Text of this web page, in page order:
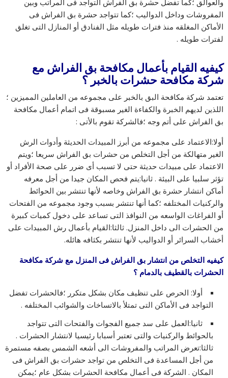
والعوالق ؛كما تفضل حشرة بق الفراش التواجد فى المراتب وبين
المفروشات وداخل الدواليب ؛كما تتواجد حشرة بق الفراش فى
الأماكن المغلقه منذ فترات طويله مثل الفنادق أو المنازل التى تغلق
لفترات طويله .
كيفيه القيام بأعمال مكافحة بق الفراش مع
شركة مكافحة حشرات بالخبر ؟
تعتمد شركة مكافحة البق بالخبر على مجموعه من العاملين المميزين ؛
اللذين لديهم الخبرة والكفاءة الغير مسبوقة فى اتمام أعمال مكافحة
بق الفراش على أتم وجه ؛فالشركة تقوم بالأتى :
أولا:الاعتماد على مجموعه من أبرز المبيدات الحديثة وأدوات الرش
الغير متهالكة من أجل التخلص من حشرات بق الفراش سريعا ؛ويتم
الاعتماد على مبيدات حديثة حتى لا تسبب أى ضرر على صحة الأفراد أو
تؤثر سلبيا على البيئة . ثانيا:يتم فحص المكان جيدا من أجل معرفه
أماكن انتشار حشرة بق الفراش وخاصه لأنها تنتشر بين الحوائط
والركنيات المختلفه ؛كما أنها تنتشر بسبب وجود مجموعه من الفتحات
أو الفراغات الواسعه من النوافذ التى تساعد على دخول كميات كبيرة
من الحشرات الى داخل المنزل. ثالثا:القيام بأعمال رش المبيدات على
أخشاب السرائر أو الدواليب لأنها تنتشر بكثافه هائله.
كيفيه التخلص من انتشار بق الفراش فى المنزل مع شركة مكافحة
الحشرات بالقطيف بالدمام ؟
أولا: الحرص على تنظيف مكان بشكل متكرر ؛فالحشرات تفضل
التواجد فى الأماكن التى تمتلأ بالاتساخات والشوائب المختلفه .
ثانيا:العمل على سد جميع الفجوات والفتحات التى تتواجد
بالحوائط والركنيات والتى تعتبر أسبابا رئيسيا لانتشار الحشرات .
ثالثا:تعرض المراتب والمفروشات الى أشعه الشمس بصفه مستمرة
من أجل المساعدة فى التخلص من تواجد حشرات بق الفراش فى
المكان . الشركة فى أعمال مكافحة الحشرات بشكل عام ؛يمكن